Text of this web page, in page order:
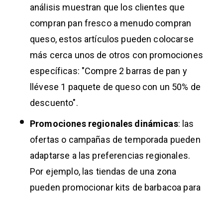
análisis muestran que los clientes que
compran pan fresco a menudo compran
queso, estos artículos pueden colocarse
más cerca unos de otros con promociones
específicas: "Compre 2 barras de pan y
llévese 1 paquete de queso con un 50% de
descuento".
Promociones regionales dinámicas: las
ofertas o campañas de temporada pueden
adaptarse a las preferencias regionales.
Por ejemplo, las tiendas de una zona
pueden promocionar kits de barbacoa para